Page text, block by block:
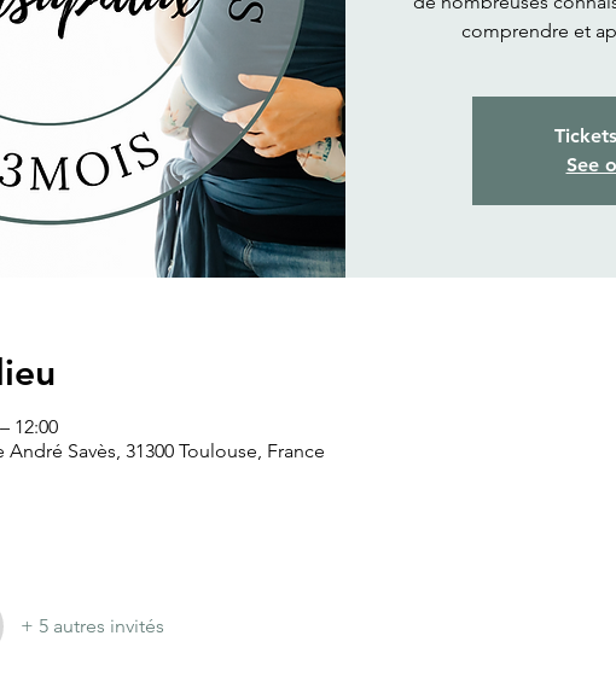
comprendre et
See
12:00
André Savès, 31300 Toulouse, France
+ 5 autres invités